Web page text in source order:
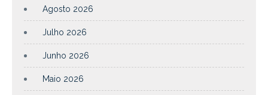
Agosto 2026
Julho 2026
Junho 2026
Maio 2026